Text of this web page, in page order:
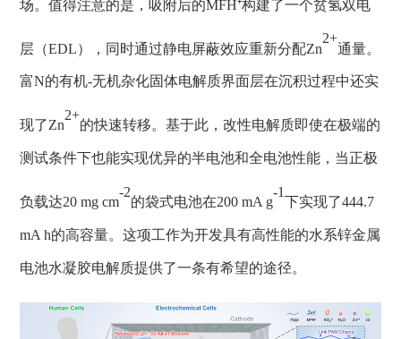
场。值得注意的是，吸附后的MFH⁺构建了一个贫氢双电
层（EDL），同时通过静电屏蔽效应重新分配Zn
2+
通量。
富N的有机-无机杂化固体电解质界面层在沉积过程中还实
现了Zn
2+
的快速转移。基于此，改性电解质即使在极端的
测试条件下也能实现优异的半电池和全电池性能，当正极
负载达20 mg cm
-2
的袋式电池在200 mA g
-1
下实现了444.7
mA h的高容量。这项工作为开发具有高性能的水系锌金属
电池水凝胶电解质提供了一条有希望的途径。